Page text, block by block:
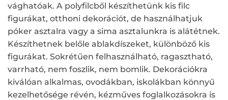
vághatóak. A polyfilcből készíthetünk kis filc
figurákat, otthoni dekorációt, de használhatjuk
póker asztalra vagy a sima asztalunkra is alátétnek.
Készíthetnek belőle ablakdíszeket, különböző kis
figurákat. Sokrétűen felhasználható, ragasztható,
varrható, nem foszlik, nem bomlik. Dekorációkra
kiválóan alkalmas, ovodákban, iskolákban könnyű
kezelhetősége révén, kézműves foglalkozásokra is